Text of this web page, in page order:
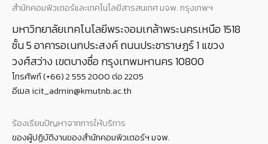
สำนักคอมพิวเตอร์และเทคโนโลยีสารสนเทศ มจพ. กรุงเทพฯ
มหาวิทยาลัยเทคโนโลยีพระจอมเกล้าพระนครเหนือ 1518
ชั้น 5 อาคารอเนกประสงค์ ถนนประชาราษฎร์ 1 แขวง
วงศ์สว่าง เขตบางซื่อ กรุงเทพมหานคร 10800
โทรศัพท์ (+66) 2 555 2000 ต่อ 2205
อีเมล icit_admin@kmutnb.ac.th
ร้องเรียนปัญหาจากการให้บริการ
ของผู้ปฏิบัติงานของสำนักคอมพิวเตอร์ฯ มจพ.